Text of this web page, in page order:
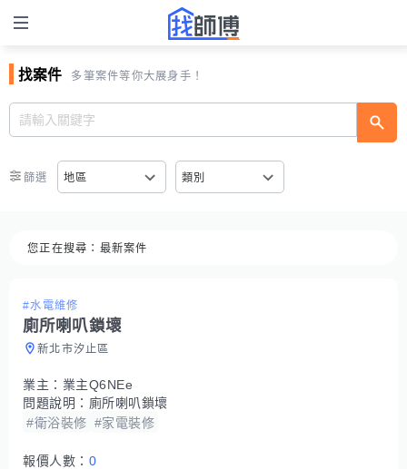
找案件 多筆案件等你大展身手！
篩選 地區 類別
您正在搜尋： 最新案件
#水電維修
廁所喇叭鎖壞
新北市汐止區
業主： 業主Q6NEe
問題說明： 廁所喇叭鎖壞
#衛浴裝修 #家電裝修
報價人數： 0